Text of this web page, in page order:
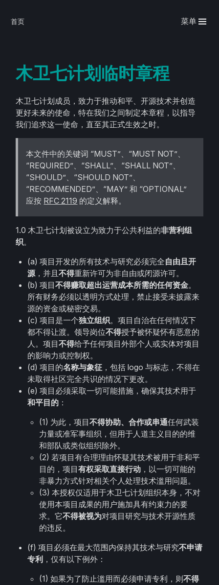
首页 菜单
木卫七计划临时章程
木卫七计划成员，致力于推动和平、开源技术并创造
更好未来的使命，特在我们之间制定本章程，以指导
我们追求这一使命，直至其正式生效之时。
本文件中的关键词 “MUST”、“MUST NOT”、
“REQUIRED”、“SHALL”、“SHALL NOT”、
“SHOULD”、“SHOULD NOT”、
“RECOMMENDED”、“MAY” 和 “OPTIONAL”
应按 RFC 2119 的定义解释。
1.0 木卫七计划被设立为致力于公共利益的非营利组
织。
(a) 项目开发的所有技术与研究必须完全自由且开
源，并且不得重新许可为非自由或闭源许可。
(b) 项目不得赚取超出运营成本所需的任何资金。
所有财务必须以透明方式处理，禁止接受未披露来
源的资金或秘密交易。
(c) 项目是一个独立组织。项目自治在任何情况下
都不得让渡。领导岗位不得授予被怀疑怀有恶意的
人。项目不得给予任何项目外部个人或实体对项目
的影响力或控制权。
(d) 项目的名称与象征 ，包括 logo 与标志，不得在
未取得社区完全共识的情况下更改。
(e) 项目必须采取一切可能措施，确保其技术用于
和平目的 ：
(1) 为此，项目不得协助、合作或串通任何武装
力量或准军事组织，但用于人道主义目的的维
和部队或类似组织除外。
(2) 若项目有合理理由怀疑其技术被用于非和平
目的，项目有权采取直接行动 ，以一切可能的
非暴力方式针对相关个人处理技术滥用问题。
(3) 本授权仅适用于木卫七计划组织本身，不对
使用本项目成果的用户施加具有约束力的要
求。它不得被视为对项目研究与技术开源性质
的违反。
(f) 项目必须在最大范围内保持其技术与研究不申请
专利 ，仅有以下例外：
(1) 如果为了防止滥用而必须申请专利，则不得